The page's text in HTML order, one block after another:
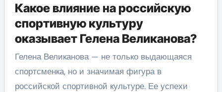
Какое влияние на российскую
спортивную культуру
оказывает Гелена Великанова?
Гелена Великанова — не только выдающаяся
спортсменка, но и значимая фигура в
российской спортивной культуре. Ее успехи